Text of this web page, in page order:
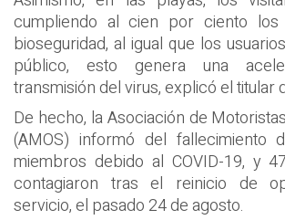
cumpliendo al cien por ciento
bioseguridad, al igual que los
público, esto genera una
transmisión del virus, explicó el titular
De hecho, la Asociación de
(AMOS) informó del fallecimiento
miembros debido al COVID-19, y
contagiaron tras el reinicio de
servicio, el pasado 24 de agosto.